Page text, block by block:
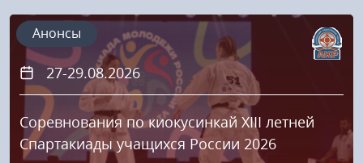
27-29.08.2026
Соревнования по киокусинкай XIII летней
Спартакиады учащихся России 2026
Анонсы